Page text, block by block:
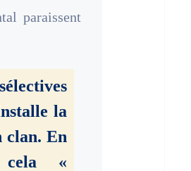
paraissent
la
clan. En
cela «